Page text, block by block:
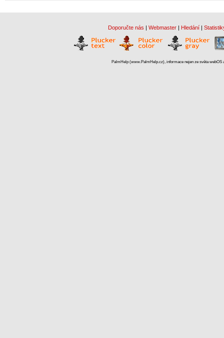
Doporučte nás | Webmaster | Hledání |
PalmHelp (www.PalmHelp.cz), informace nejen ze světa